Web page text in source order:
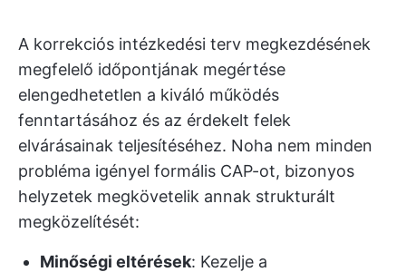
A korrekciós intézkedési terv megkezdésének
megfelelő időpontjának megértése
elengedhetetlen a kiváló működés
fenntartásához és az érdekelt felek
elvárásainak teljesítéséhez. Noha nem minden
probléma igényel formális CAP-ot, bizonyos
helyzetek megkövetelik annak strukturált
megközelítését:
Minőségi eltérések: Kezelje a